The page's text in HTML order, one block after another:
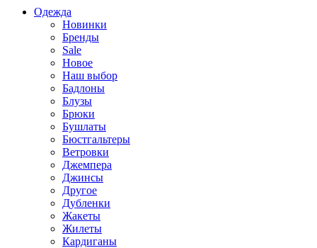
Одежда
Новинки
Бренды
Sale
Новое
Наш выбор
Бадлоны
Блузы
Брюки
Бушлаты
Бюстгальтеры
Ветровки
Джемпера
Джинсы
Другое
Дубленки
Жакеты
Жилеты
Кардиганы